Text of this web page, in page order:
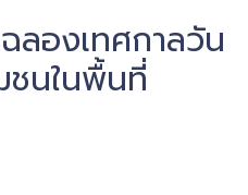
ลองเทศกาลวัน
นในพื้นที่